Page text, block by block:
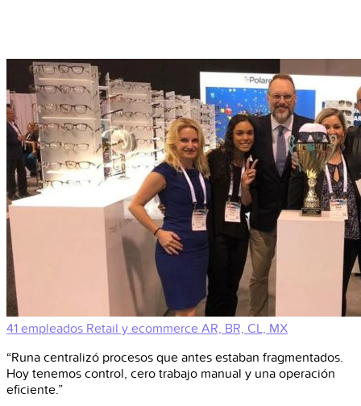
41 empleados Retail y ecommerce AR, BR, CL, MX
“Runa centralizó procesos que antes estaban fragmentados.
Hoy tenemos control, cero trabajo manual y una operación
eficiente.”